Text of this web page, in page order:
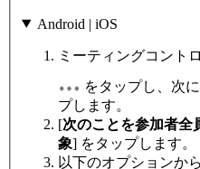
Android | iOS
ミーティングコント
をタップし、次
プします。
[次のことを参加者全
象] をタップします。
以下のオプションか